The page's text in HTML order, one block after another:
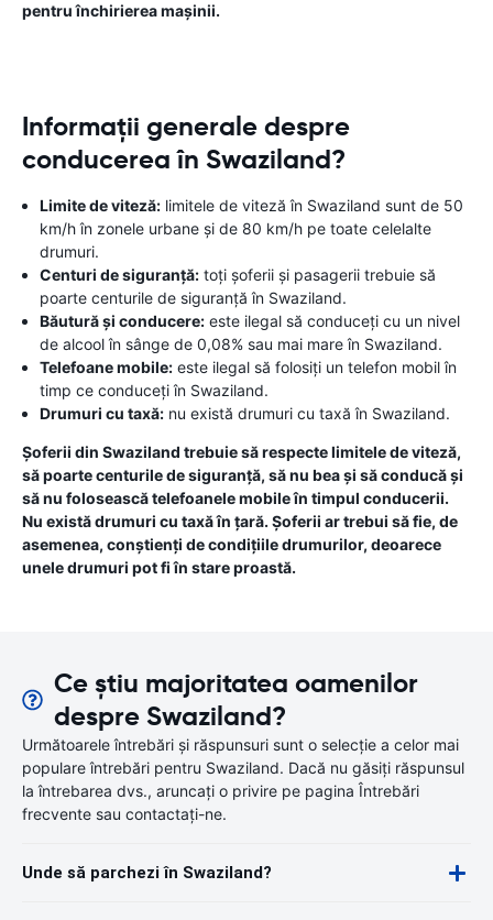
pentru închirierea mașinii.
Informații generale despre
conducerea în Swaziland?
Limite de viteză: limitele de viteză în Swaziland sunt de 50
km/h în zonele urbane și de 80 km/h pe toate celelalte
drumuri.
Centuri de siguranță: toți șoferii și pasagerii trebuie să
poarte centurile de siguranță în Swaziland.
Băutură și conducere: este ilegal să conduceți cu un nivel
de alcool în sânge de 0,08% sau mai mare în Swaziland.
Telefoane mobile: este ilegal să folosiți un telefon mobil în
timp ce conduceți în Swaziland.
Drumuri cu taxă: nu există drumuri cu taxă în Swaziland.
Șoferii din Swaziland trebuie să respecte limitele de viteză,
să poarte centurile de siguranță, să nu bea și să conducă și
să nu folosească telefoanele mobile în timpul conducerii.
Nu există drumuri cu taxă în țară. Șoferii ar trebui să fie, de
asemenea, conștienți de condițiile drumurilor, deoarece
unele drumuri pot fi în stare proastă.
Ce știu majoritatea oamenilor
despre Swaziland?
Următoarele întrebări și răspunsuri sunt o selecție a celor mai
populare întrebări pentru Swaziland. Dacă nu găsiți răspunsul
la întrebarea dvs., aruncați o privire pe pagina Întrebări
frecvente sau contactați-ne.
Unde să parchezi în Swaziland?